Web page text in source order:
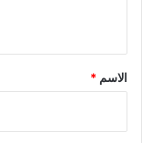
*
الاسم *